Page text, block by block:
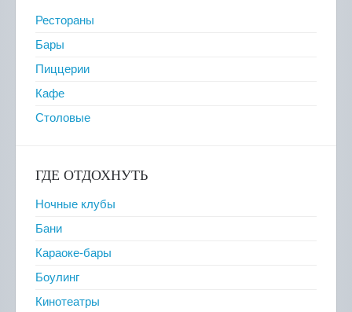
Рестораны
Бары
Пиццерии
Кафе
Столовые
ГДЕ ОТДОХНУТЬ
Ночные клубы
Бани
Караоке-бары
Боулинг
Кинотеатры